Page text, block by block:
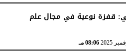
قفزة نوعية في مجال علم
08:06 مـ